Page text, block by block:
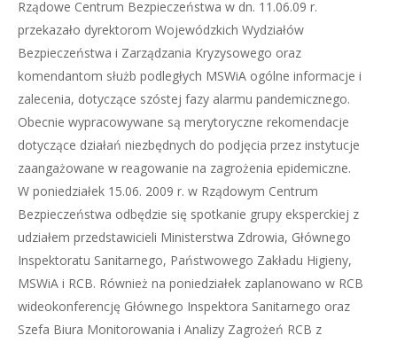
Rządowe Centrum Bezpieczeństwa w dn. 11.06.09 r.
przekazało dyrektorom Wojewódzkich Wydziałów
Bezpieczeństwa i Zarządzania Kryzysowego oraz
komendantom służb podległych MSWiA ogólne informacje i
zalecenia, dotyczące szóstej fazy alarmu pandemicznego.
Obecnie wypracowywane są merytoryczne rekomendacje
dotyczące działań niezbędnych do podjęcia przez instytucje
zaangażowane w reagowanie na zagrożenia epidemiczne.
W poniedziałek 15.06. 2009 r. w Rządowym Centrum
Bezpieczeństwa odbędzie się spotkanie grupy eksperckiej z
udziałem przedstawicieli Ministerstwa Zdrowia, Głównego
Inspektoratu Sanitarnego, Państwowego Zakładu Higieny,
MSWiA i RCB. Również na poniedziałek zaplanowano w RCB
wideokonferencję Głównego Inspektora Sanitarnego oraz
Szefa Biura Monitorowania i Analizy Zagrożeń RCB z